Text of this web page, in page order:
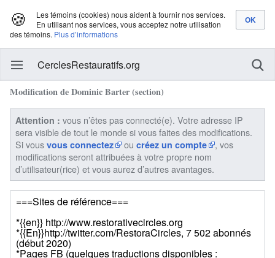
🍪
Les témoins (cookies) nous aident à fournir nos services.
En utilisant nos services, vous acceptez notre utilisation
des témoins. Plus d’informations
CerclesRestauratifs.org
Modification de Dominic Barter (section)
Attention : vous n’êtes pas connecté(e). Votre adresse IP
sera visible de tout le monde si vous faites des modifications.
Si vous vous connectez ou créez un compte
, vos
modifications seront attribuées à votre propre nom
d’utilisateur(rice) et vous aurez d’autres avantages.